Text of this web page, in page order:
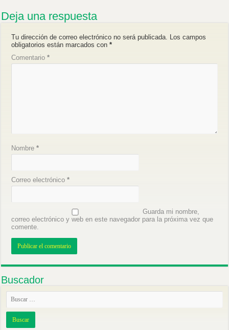
Deja una respuesta
Tu dirección de correo electrónico no será publicada. Los campos
obligatorios están marcados con*
Comentario*
Nombre*
Correo electrónico*
Guarda mi nombre,
correo electrónico y web en este navegador para la próxima vez que
comente.
Buscador